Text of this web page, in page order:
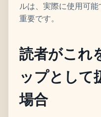
ルは、実際に使用可
重要です。
読者がこれ
ップとして
場合